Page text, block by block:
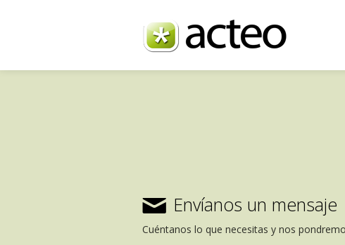
✉ Envíanos un mensaje
Cuéntanos lo que necesitas y nos